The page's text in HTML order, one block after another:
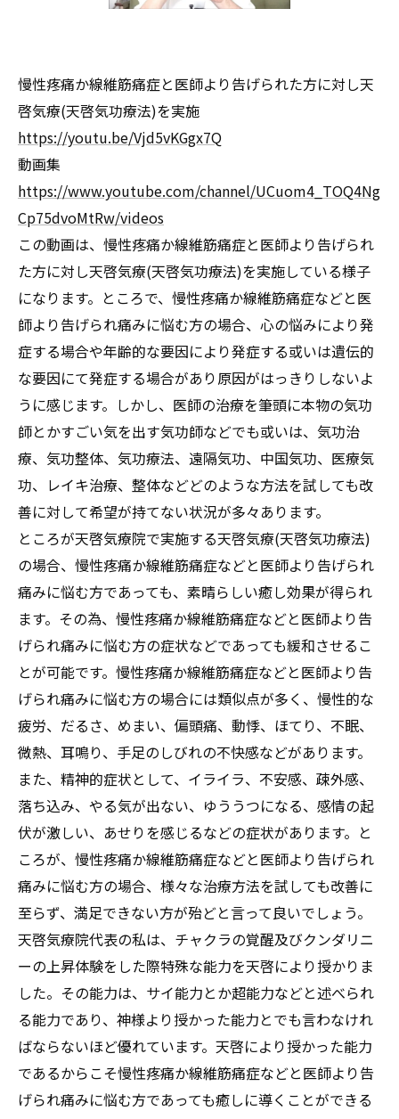
慢性疼痛か線維筋痛症と医師より告げられた方に対し天
啓気療(天啓気功療法)を実施
https://youtu.be/Vjd5vKGgx7Q
動画集
https://www.youtube.com/channel/UCuom4_TOQ4Ng
Cp75dvoMtRw/videos
この動画は、慢性疼痛か線維筋痛症と医師より告げられ
た方に対し天啓気療(天啓気功療法)を実施している様子
になります。ところで、慢性疼痛か線維筋痛症などと医
師より告げられ痛みに悩む方の場合、心の悩みにより発
症する場合や年齢的な要因により発症する或いは遺伝的
な要因にて発症する場合があり原因がはっきりしないよ
うに感じます。しかし、医師の治療を筆頭に本物の気功
師とかすごい気を出す気功師などでも或いは、気功治
療、気功整体、気功療法、遠隔気功、中国気功、医療気
功、レイキ治療、整体などどのような方法を試しても改
善に対して希望が持てない状況が多々あります。
ところが天啓気療院で実施する天啓気療(天啓気功療法)
の場合、慢性疼痛か線維筋痛症などと医師より告げられ
痛みに悩む方であっても、素晴らしい癒し効果が得られ
ます。その為、慢性疼痛か線維筋痛症などと医師より告
げられ痛みに悩む方の症状などであっても緩和させるこ
とが可能です。慢性疼痛か線維筋痛症などと医師より告
げられ痛みに悩む方の場合には類似点が多く、慢性的な
疲労、だるさ、めまい、偏頭痛、動悸、ほてり、不眠、
微熱、耳鳴り、手足のしびれの不快感などがあります。
また、精神的症状として、イライラ、不安感、疎外感、
落ち込み、やる気が出ない、ゆううつになる、感情の起
伏が激しい、あせりを感じるなどの症状があります。と
ころが、慢性疼痛か線維筋痛症などと医師より告げられ
痛みに悩む方の場合、様々な治療方法を試しても改善に
至らず、満足できない方が殆どと言って良いでしょう。
天啓気療院代表の私は、チャクラの覚醒及びクンダリニ
ーの上昇体験をした際特殊な能力を天啓により授かりま
した。その能力は、サイ能力とか超能力などと述べられ
る能力であり、神様より授かった能力とでも言わなけれ
ばならないほど優れています。天啓により授かった能力
であるからこそ慢性疼痛か線維筋痛症などと医師より告
げられ痛みに悩む方であっても癒しに導くことができる